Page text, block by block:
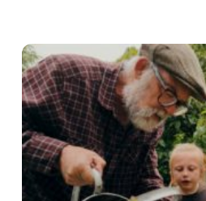
kommer vi a...